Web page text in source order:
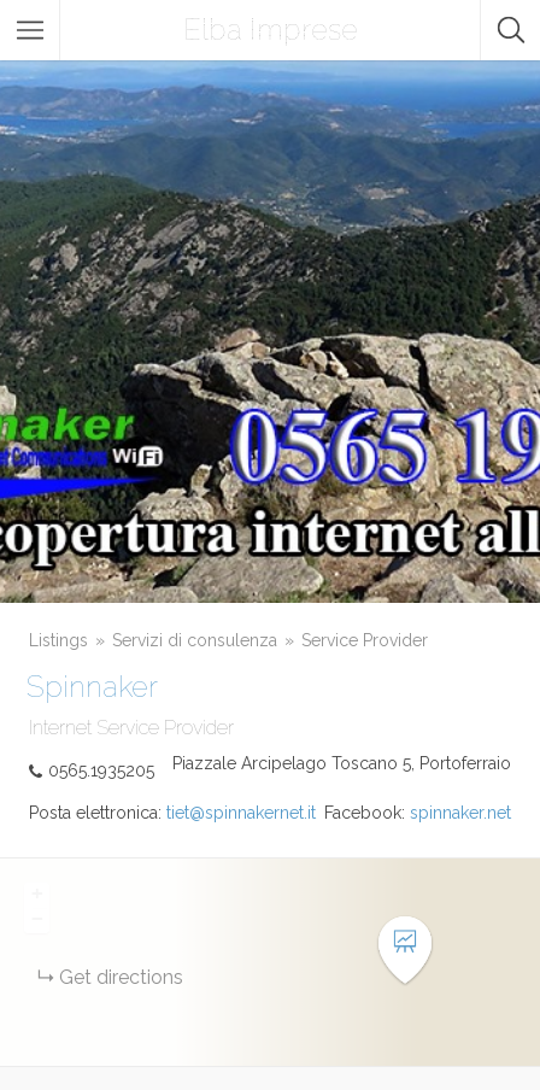
Elba Imprese
Listings Servizi di consulenza Service Provider
Spinnaker
Internet Service Provider
0565.1935205 Piazzale Arcipelago Toscano 5, Portoferraio
Posta elettronica: tiet@spinnakernet.it Facebook: spinnaker.net
Get directions